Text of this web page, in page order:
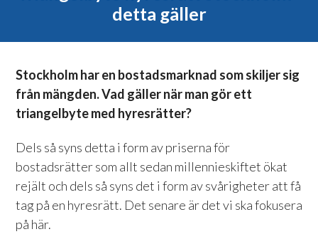
detta gäller
Stockholm har en bostadsmarknad som skiljer sig
från mängden. Vad gäller när man gör ett
triangelbyte med hyresrätter?
Dels så syns detta i form av priserna för
bostadsrätter som allt sedan millennieskiftet ökat
rejält och dels så syns det i form av svårigheter att få
tag på en hyresrätt. Det senare är det vi ska fokusera
på här.